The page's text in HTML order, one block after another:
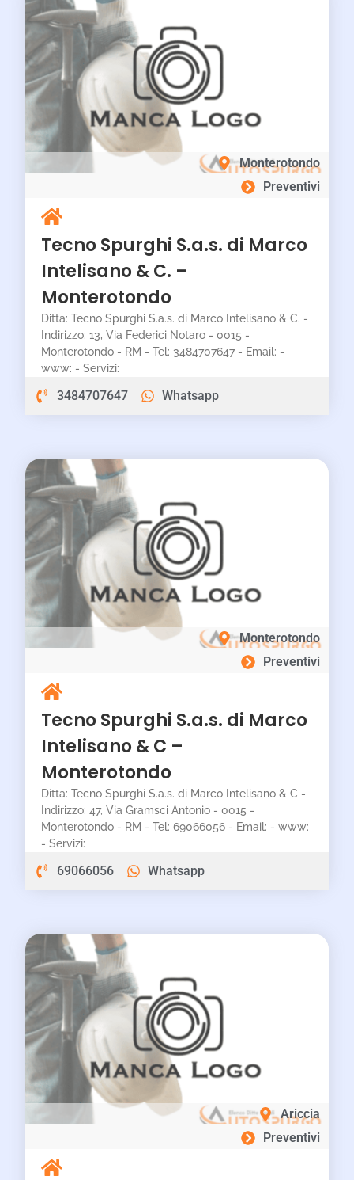
Monterotondo
Preventivi
Tecno Spurghi S.a.s. di Marco
Intelisano & C. –
Monterotondo
Ditta: Tecno Spurghi S.a.s. di Marco Intelisano & C. -
Indirizzo: 13, Via Federici Notaro - 0015 -
Monterotondo - RM - Tel: 3484707647 - Email: -
www: - Servizi:
3484707647 Whatsapp
Monterotondo
Preventivi
Tecno Spurghi S.a.s. di Marco
Intelisano & C –
Monterotondo
Ditta: Tecno Spurghi S.a.s. di Marco Intelisano & C -
Indirizzo: 47, Via Gramsci Antonio - 0015 -
Monterotondo - RM - Tel: 69066056 - Email: - www:
- Servizi:
69066056 Whatsapp
Ariccia
Preventivi